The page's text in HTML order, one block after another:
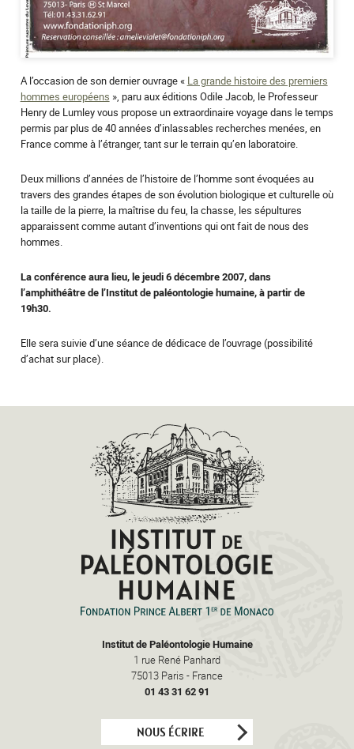
A l’occasion de son dernier ouvrage « La grande histoire des premiers
hommes européens », paru aux éditions Odile Jacob, le Professeur
Henry de Lumley vous propose un extraordinaire voyage dans le temps
permis par plus de 40 années d’inlassables recherches menées, en
France comme à l’étranger, tant sur le terrain qu’en laboratoire.
Deux millions d’années de l’histoire de l’homme sont évoquées au
travers des grandes étapes de son évolution biologique et culturelle où
la taille de la pierre, la maîtrise du feu, la chasse, les sépultures
apparaissent comme autant d’inventions qui ont fait de nous des
hommes.
La conférence aura lieu, le jeudi 6 décembre 2007, dans
l’amphithéâtre de l’Institut de paléontologie humaine, à partir de
19h30.
Elle sera suivie d’une séance de dédicace de l’ouvrage (possibilité
d’achat sur place).
Institut de Paléontologie Humaine
1 rue René Panhard
75013 Paris - France
01 43 31 62 91
NOUS ÉCRIRE